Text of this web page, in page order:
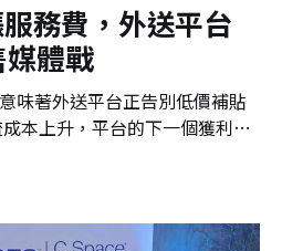
務費，外送平台
體戰
味著外送平台正告別低價補貼
本上升，平台的下一個獲利重
量支配。